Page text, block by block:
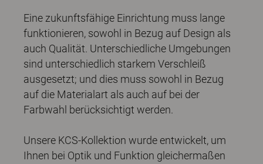
Eine zukunftsfähige Einrichtung muss lange
funktionieren, sowohl in Bezug auf Design als
auch Qualität. Unterschiedliche Umgebungen
sind unterschiedlich starkem Verschleiß
ausgesetzt; und dies muss sowohl in Bezug
auf die Materialart als auch auf bei der
Farbwahl berücksichtigt werden.
Unsere KCS-Kollektion wurde entwickelt, um
Ihnen bei Optik und Funktion gleichermaßen